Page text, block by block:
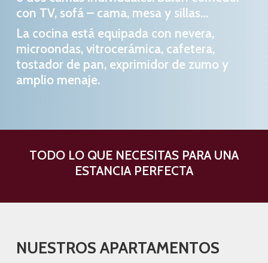
con TV, sofá – cama, mesa y sillas…
La cocina está equipada con nevera,
microondas, vitrocerámica, cafetera,
tostador de pan, exprimidor de zumo y
amplio menaje.
TODO LO QUE NECESITAS PARA UNA
ESTANCIA PERFECTA
NUESTROS APARTAMENTOS